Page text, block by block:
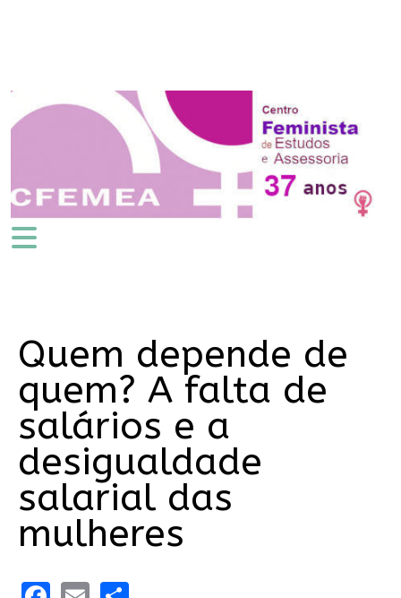
Quem depende de
quem? A falta de
salários e a
desigualdade
salarial das
mulheres